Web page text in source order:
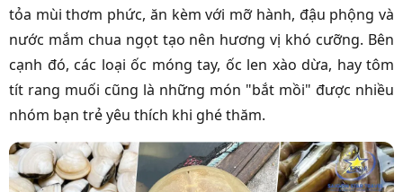
tỏa mùi thơm phức, ăn kèm với mỡ hành, đậu phộng và
nước mắm chua ngọt tạo nên hương vị khó cưỡng. Bên
cạnh đó, các loại ốc móng tay, ốc len xào dừa, hay tôm
tít rang muối cũng là những món "bắt mồi" được nhiều
nhóm bạn trẻ yêu thích khi ghé thăm.